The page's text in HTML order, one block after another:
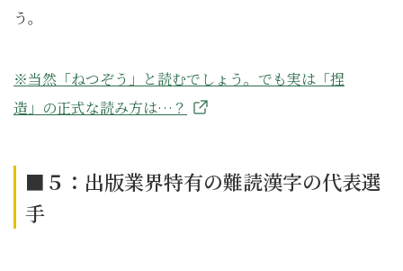
う。
※当然「ねつぞう」と読むでしょう。でも実は「捏
造」の正式な読み方は…？
■５： 出版業界特有の難読漢字の代表選
手